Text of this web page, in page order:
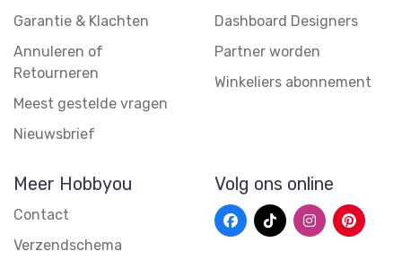
Garantie & Klachten
Annuleren of
Retourneren
Meest gestelde vragen
Nieuwsbrief
Dashboard Designers
Partner worden
Winkeliers abonnement
Meer Hobbyou
Contact
Verzendschema
Volg ons online